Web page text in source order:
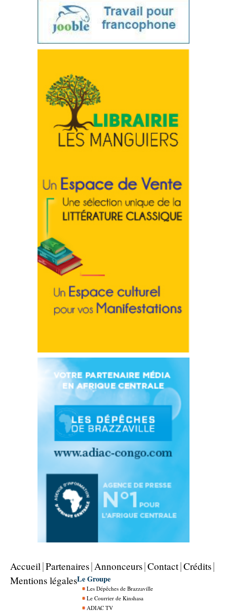
Accueil Partenaires Annonceurs Contact Crédits
Mentions légalesLe Groupe
Les Dépêches de Brazzaville
Le Courrier de Kinshasa
ADIAC TV